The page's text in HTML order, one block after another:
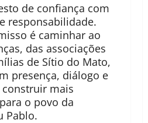
de confiança com
responsabilidade.
é caminhar ao
das associações
de Sítio do Mato,
presença, diálogo e
mais
o povo da
Pablo.